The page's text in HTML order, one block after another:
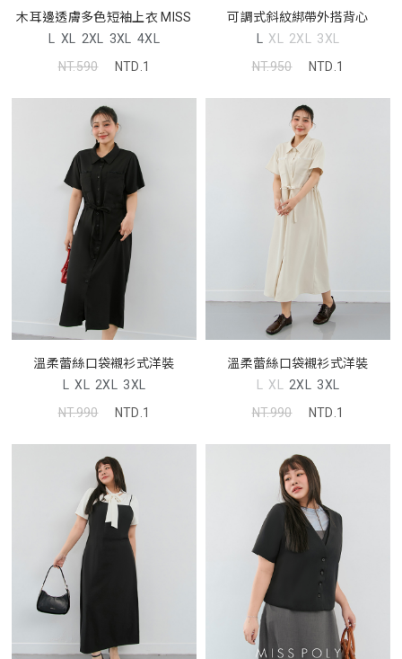
木耳邊透膚多色短袖上衣 MISS
L XL 2XL 3XL 4XL
NT.590
NTD.1
可調式斜紋綁帶外搭背心
L XL 2XL 3XL
NT.950
NTD.1
溫柔蕾絲口袋襯衫式洋裝
L XL 2XL 3XL
NT.990
NTD.1
溫柔蕾絲口袋襯衫式洋裝
L XL 2XL 3XL
NT.990
NTD.1